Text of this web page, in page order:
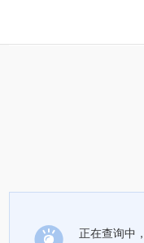
正在查询中